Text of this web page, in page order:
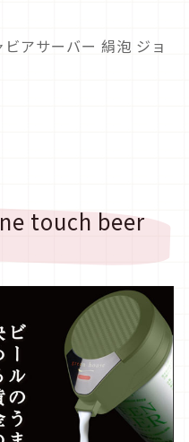
アサーバー 絹泡 ジョ
touch beer